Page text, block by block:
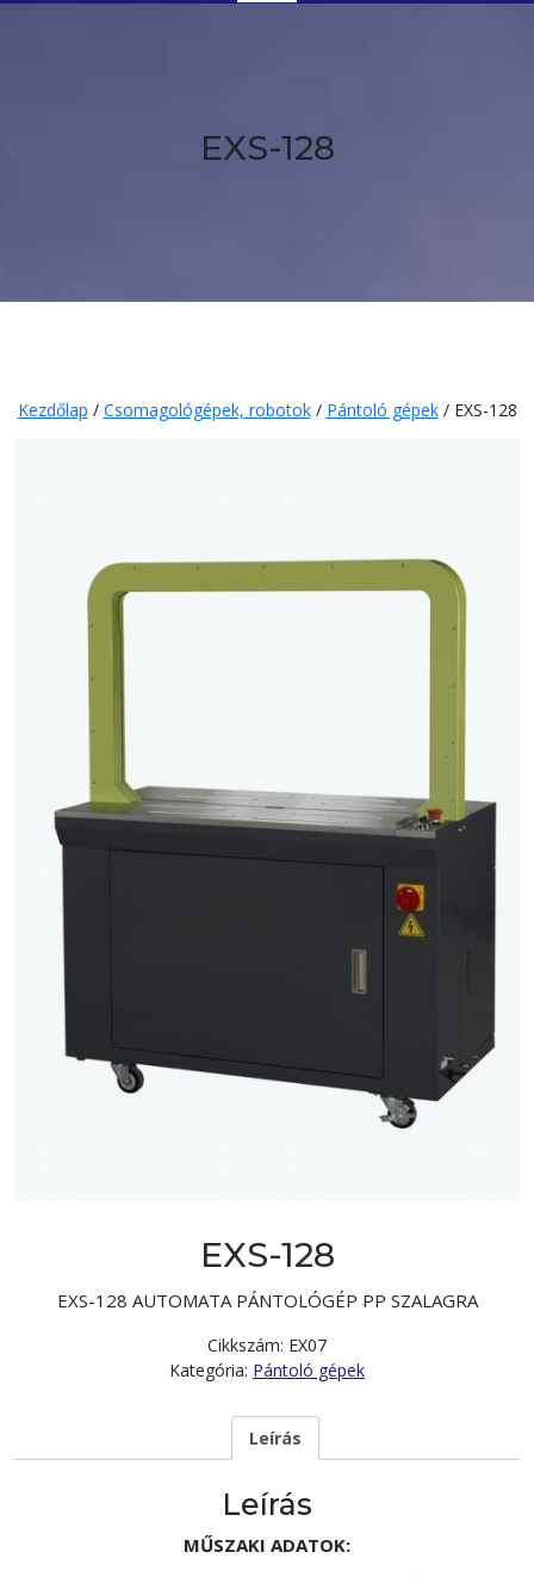
Button
EXS-128
Kezdőlap / Csomagológépek, robotok/ Pántoló gépek/ EXS-128
EXS-128
EXS-128 AUTOMATA PÁNTOLÓGÉP PP SZALAGRA
Cikkszám: EX07
Kategória: Pántoló gépek
Leírás
Leírás
MŰSZAKI ADATOK: